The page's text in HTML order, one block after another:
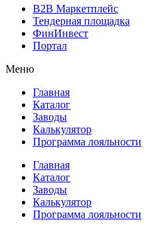
B2B Маркетплейс
Тендерная площадка
ФинИнвест
Портал
Меню
Главная
Каталог
Заводы
Калькулятор
Программа лояльности
Главная
Каталог
Заводы
Калькулятор
Программа лояльности